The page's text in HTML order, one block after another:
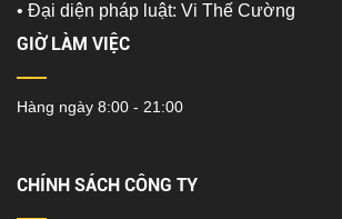
• Đại diện pháp luật: Vi Thế Cường
GIỜ LÀM VIỆC
Hàng ngày 8:00 - 21:00
CHÍNH SÁCH CÔNG TY